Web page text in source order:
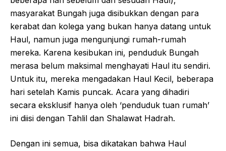
masyarakat Bungah juga disibukkan dengan para
kerabat dan kolega yang bukan hanya datang untuk
Haul, namun juga mengunjungi rumah-rumah
mereka. Karena kesibukan ini, penduduk Bungah
merasa belum maksimal menghayati Haul itu sendiri.
Untuk itu, mereka mengadakan Haul Kecil, beberapa
hari setelah Kamis puncak. Acara yang dihadiri
secara eksklusif hanya oleh ‘penduduk tuan rumah’
ini diisi dengan Tahlil dan Shalawat Hadrah.
Dengan ini semua, bisa dikatakan bahwa Haul